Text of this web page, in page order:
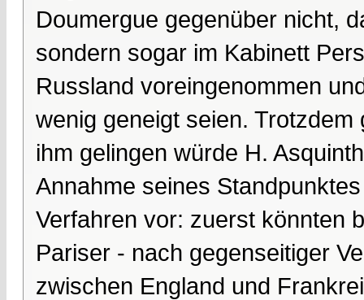
Doumergue gegenüber nicht,
sondern sogar im Kabinett
Russland voreingenommen
wenig geneigt seien.
ihm gelingen würde H.
Annahme seines
Verfahren vor: zuerst könnten
Pariser - nach gegenseitiger
zwischen England und